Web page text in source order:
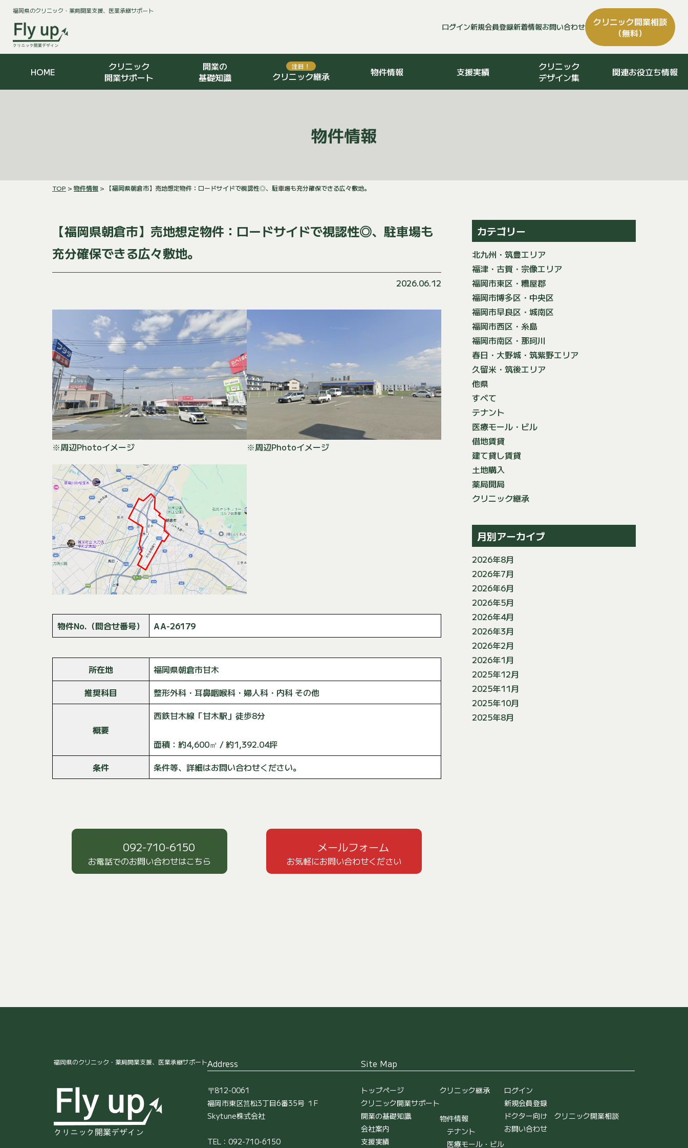
福岡県のクリニック・薬局開業支援、医業承継サポート
ログイン新規会員登録新着情報お問い合わせ クリニック開業相談
（無料）
HOME
クリニック
開業サポート
開業の
基礎知識
注目！
クリニック継承 物件情報 支援実績
クリニック
デザイン集
関連お役立ち情報
物件情報
TOP > 物件情報 > 【福岡県朝倉市】売地想定物件：ロードサイドで視認性◎、駐車場も充分確保できる広々敷地。
【福岡県朝倉市】売地想定物件：ロードサイドで視認性◎、駐車場も
充分確保できる広々敷地。
2026.06.12
※周辺Photoイメージ ※周辺Photoイメージ
物件No.（問合せ番号） AA-26179
所在地
福岡県朝倉市甘木
推奨科目
整形外科・耳鼻咽喉科・婦人科・内科 その他
概要
西鉄甘木線「甘木駅」徒歩8分
面積：約4,600㎡ / 約1,392.04坪
条件
条件等、詳細はお問い合わせください。
092-710-6150
お電話でのお問い合わせはこちら
メールフォーム
お気軽にお問い合わせください
カテゴリー
北九州・筑豊エリア
福津・古賀・宗像エリア
福岡市東区・糟屋郡
福岡市博多区・中央区
福岡市早良区・城南区
福岡市西区・糸島
福岡市南区・那珂川
春日・大野城・筑紫野エリア
久留米・筑後エリア
他県
すべて
テナント
医療モール・ビル
借地賃貸
建て貸し賃貸
土地購入
薬局開局
クリニック継承
月別アーカイブ
2026年8月
2026年7月
2026年6月
2026年5月
2026年4月
2026年3月
2026年2月
2026年1月
2025年12月
2025年11月
2025年10月
2025年8月
福岡県のクリニック・薬局開業支援、医業承継サポートAddress
〒812-0061
福岡市東区筥松3丁目6番35号 １F
Skytune株式会社
TEL：092-710-6150
Site Map
トップページ
クリニック開業サポート
開業の基礎知識
会社案内
支援実績
クリニック継承
物件情報
テナント
医療モール・ビル
ログイン
新規会員登録
ドクター向け クリニック開業相談
お問い合わせ